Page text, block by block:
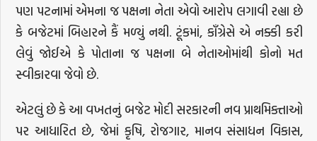
પણ પટનામાં એમના જ પક્ષના નેતા એવો આરોપ લગાવી રહ્યા છે
કે બજેટમાં બિહારને કૈં મળ્યું નથી. ટૂંકમાં, કાઁગ્રેસે એ નક્કી કરી
લેવું જોઈએ કે પોતાના જ પક્ષના બે નેતાઓમાંથી કોનો મત
સ્વીકારવા જેવો છે.
એટલું છે કે આ વખતનું બજેટ મોદી સરકારની નવ પ્રાથમિક્તાઓ
પર આધારિત છે, જેમાં કૃષિ, રોજગાર, માનવ સંસાધન વિકાસ,